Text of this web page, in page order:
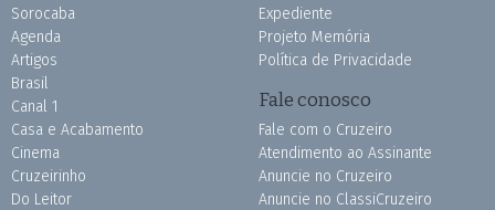
Sorocaba
Agenda
Artigos
Brasil
Canal 1
Casa e Acabamento
Cinema
Cruzeirinho
Do Leitor
Expediente
Projeto Memória
Política de Privacidade
Fale conosco
Fale com o Cruzeiro
Atendimento ao Assinante
Anuncie no Cruzeiro
Anuncie no ClassiCruzeiro